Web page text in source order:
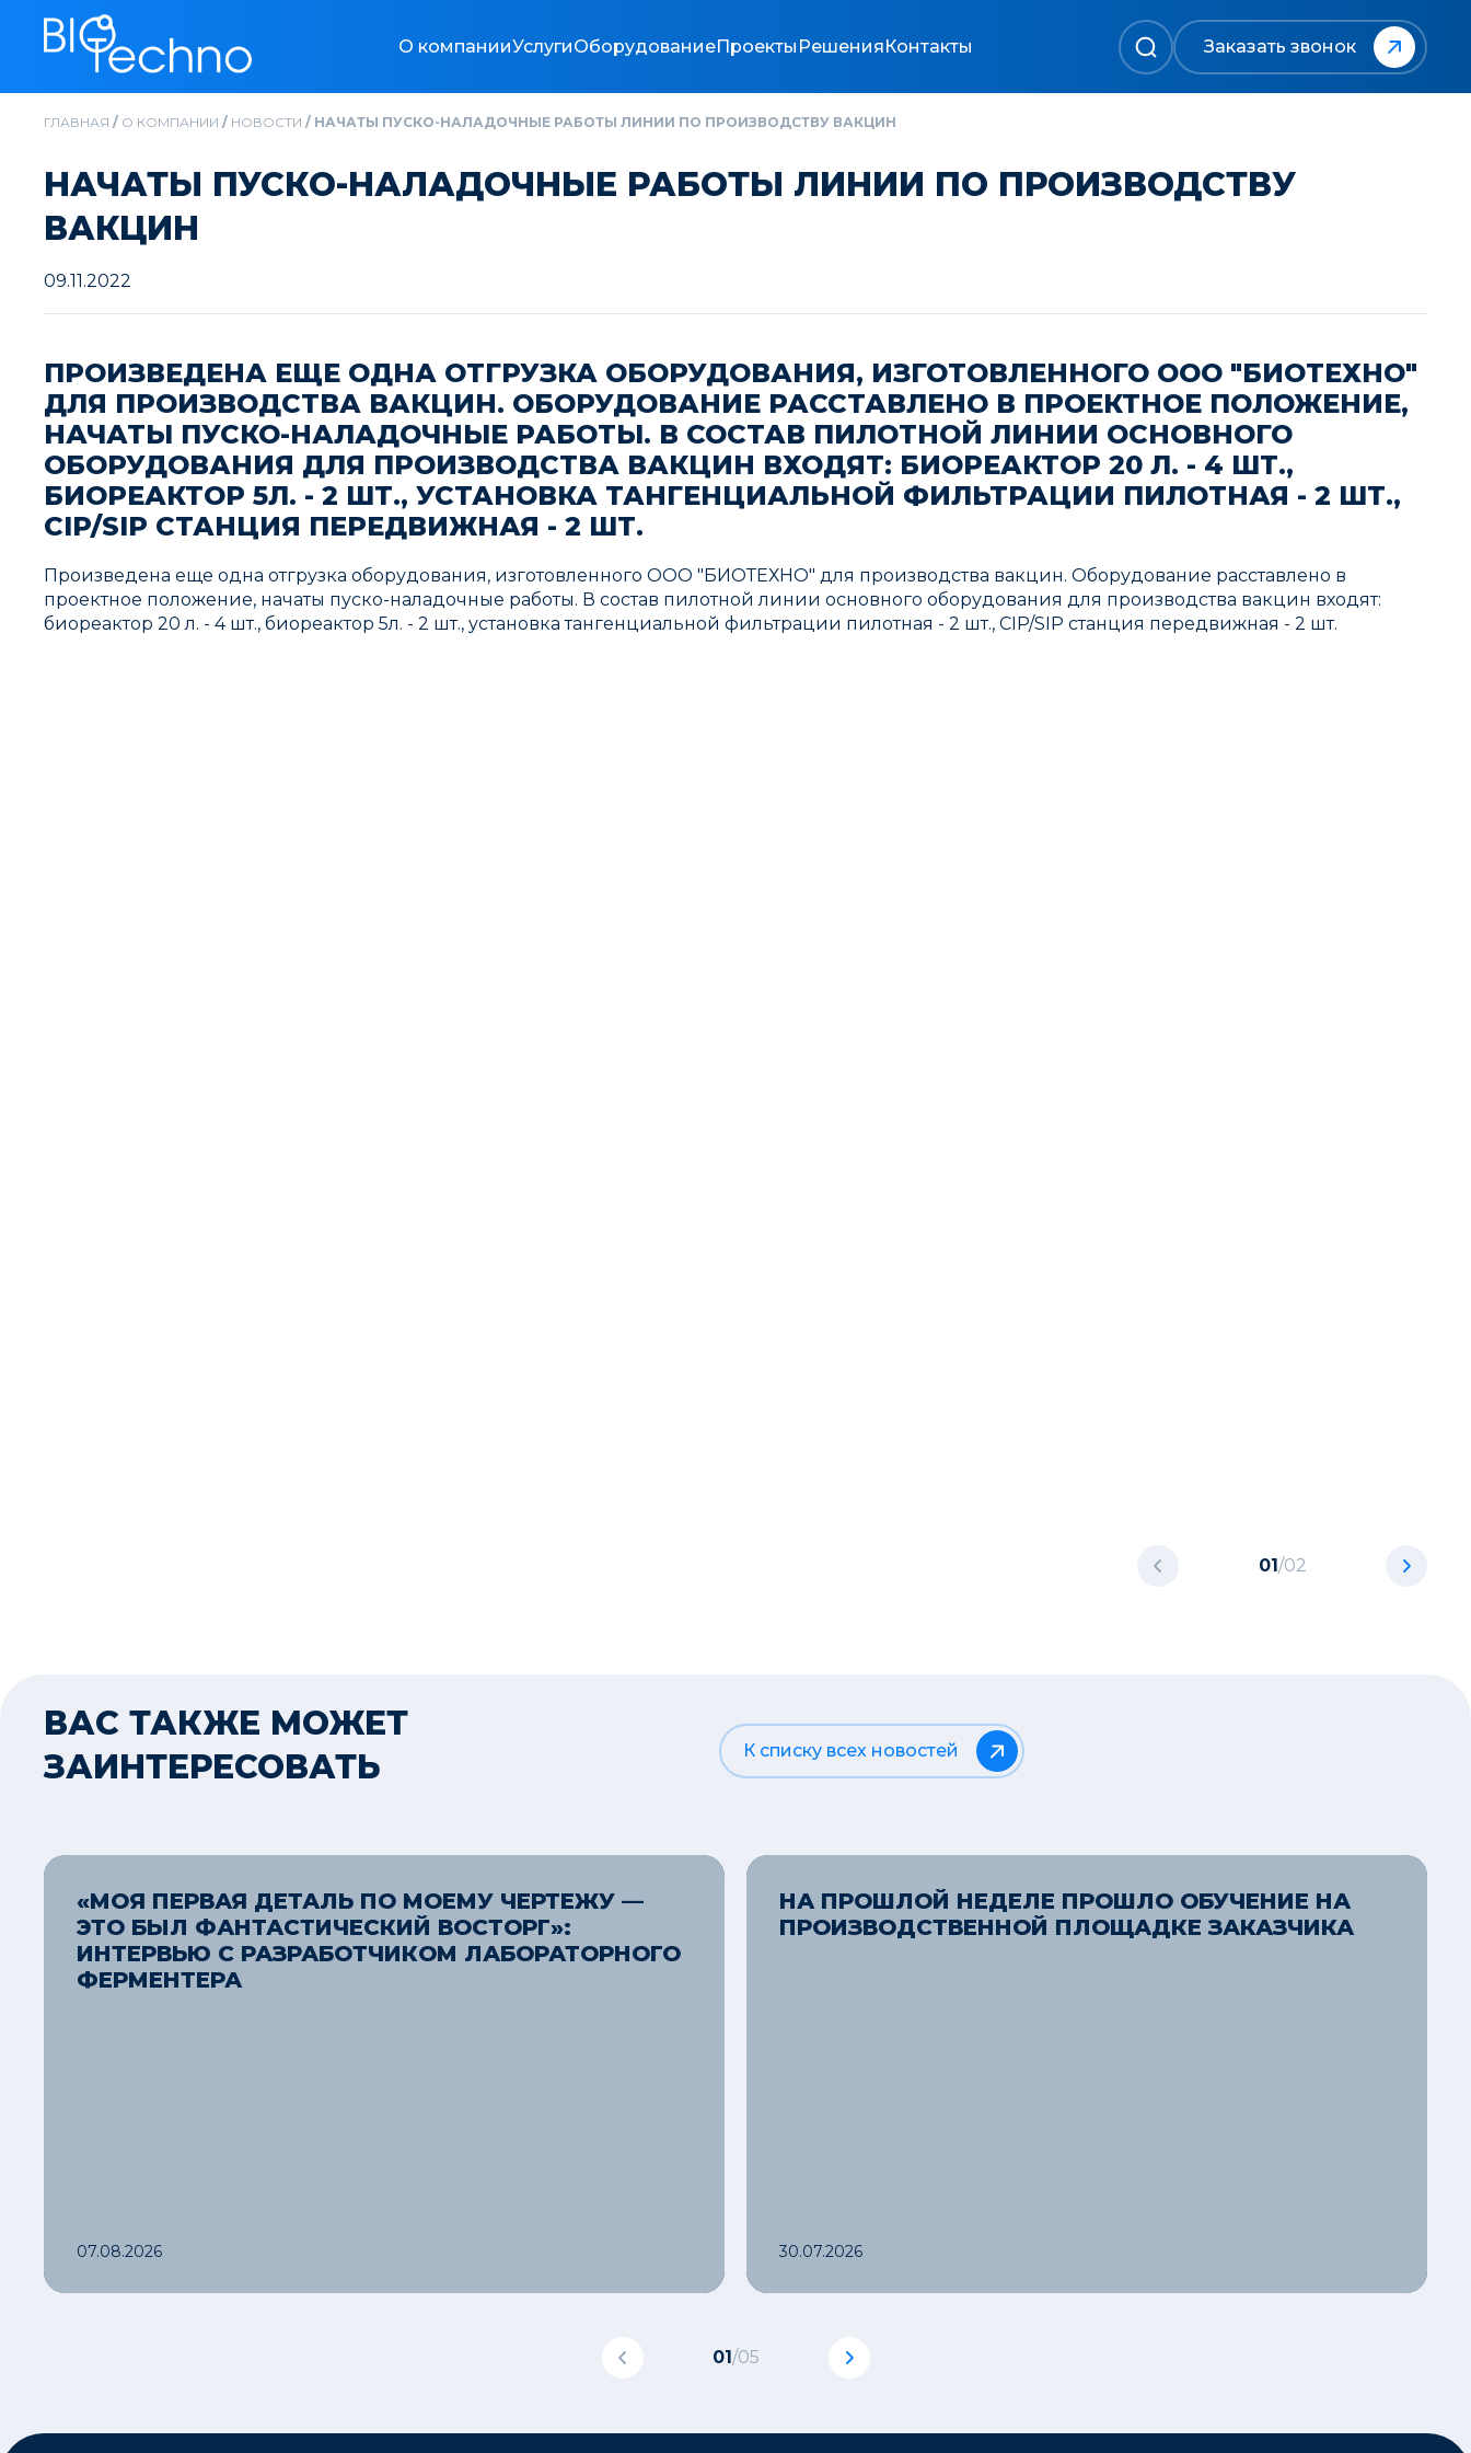
О компанииУслугиОборудованиеПроекты РешенияКонтакты Заказать звонок
ГЛАВНАЯ / О КОМПАНИИ / НОВОСТИ / НАЧАТЫ ПУСКО-НАЛАДОЧНЫЕ РАБОТЫ ЛИНИИ ПО ПРОИЗВОДСТВУ ВАКЦИН
НАЧАТЫ ПУСКО-НАЛАДОЧНЫЕ РАБОТЫ ЛИНИИ ПО ПРОИЗВОДСТВУ
ВАКЦИН
09.11.2022
ПРОИЗВЕДЕНА ЕЩЕ ОДНА ОТГРУЗКА ОБОРУДОВАНИЯ, ИЗГОТОВЛЕННОГО ООО "БИОТЕХНО"
ДЛЯ ПРОИЗВОДСТВА ВАКЦИН. ОБОРУДОВАНИЕ РАССТАВЛЕНО В ПРОЕКТНОЕ ПОЛОЖЕНИЕ,
НАЧАТЫ ПУСКО-НАЛАДОЧНЫЕ РАБОТЫ. В СОСТАВ ПИЛОТНОЙ ЛИНИИ ОСНОВНОГО
ОБОРУДОВАНИЯ ДЛЯ ПРОИЗВОДСТВА ВАКЦИН ВХОДЯТ: БИОРЕАКТОР 20 Л. - 4 ШТ.,
БИОРЕАКТОР 5Л. - 2 ШТ., УСТАНОВКА ТАНГЕНЦИАЛЬНОЙ ФИЛЬТРАЦИИ ПИЛОТНАЯ - 2 ШТ.,
CIP/SIP СТАНЦИЯ ПЕРЕДВИЖНАЯ - 2 ШТ.
Произведена еще одна отгрузка оборудования, изготовленного ООО "БИОТЕХНО" для производства вакцин. Оборудование расставлено в
проектное положение, начаты пуско-наладочные работы. В состав пилотной линии основного оборудования для производства вакцин входят:
биореактор 20 л. - 4 шт., биореактор 5л. - 2 шт., установка тангенциальной фильтрации пилотная - 2 шт., CIP/SIP станция передвижная - 2 шт.
01/02
ВАС ТАКЖЕ МОЖЕТ
ЗАИНТЕРЕСОВАТЬ
К списку всех новостей
«МОЯ ПЕРВАЯ ДЕТАЛЬ ПО МОЕМУ ЧЕРТЕЖУ —
ЭТО БЫЛ ФАНТАСТИЧЕСКИЙ ВОСТОРГ»:
ИНТЕРВЬЮ С РАЗРАБОТЧИКОМ ЛАБОРАТОРНОГО
ФЕРМЕНТЕРА
07.08.2026
НА ПРОШЛОЙ НЕДЕЛЕ ПРОШЛО ОБУЧЕНИЕ НА
ПРОИЗВОДСТВЕННОЙ ПЛОЩАДКЕ ЗАКАЗЧИКА
30.07.2026
01/05